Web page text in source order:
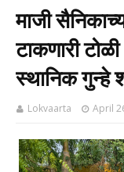
माजी
टाकणारी
स्थानिक गुन्हे
Lokvaarta April